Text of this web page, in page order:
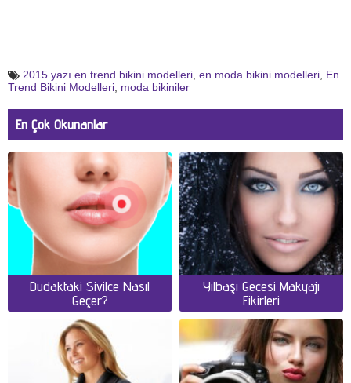
2015 yazı en trend bikini modelleri, en moda bikini modelleri, En
Trend Bikini Modelleri, moda bikiniler
En Çok Okunanlar
Dudaktaki Sivilce Nasıl
Geçer?
Yılbaşı Gecesi Makyajı
Fikirleri